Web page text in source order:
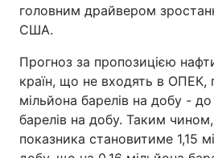
головним драйвером
США.
Прогноз за пропозицією
країн, що не входять в ОПЕК,
мільйона барелів на добу -
барелів на добу. Таким
показника становитиме 1,15